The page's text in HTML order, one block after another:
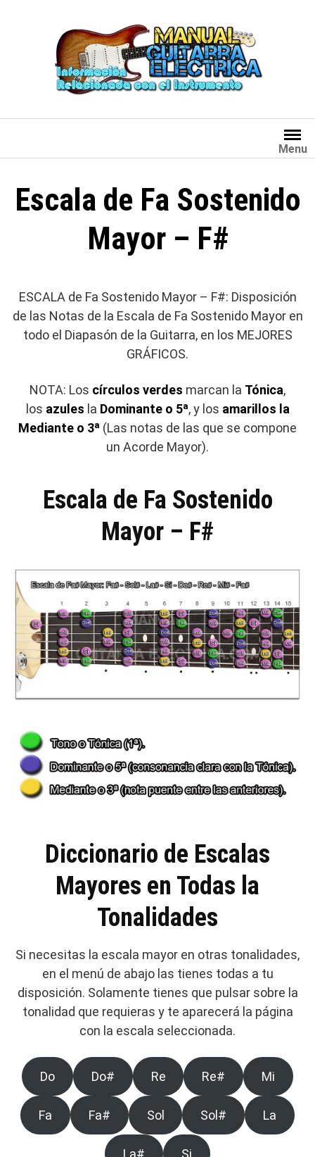
Menu
Escala de Fa Sostenido
Mayor – F#
ESCALA de Fa Sostenido Mayor – F#: Disposición
de las Notas de la Escala de Fa Sostenido Mayor en
todo el Diapasón de la Guitarra, en los MEJORES
GRÁFICOS.
NOTA: Los círculos verdes marcan la Tónica,
los azules la Dominante o 5ª, y los amarillos la
Mediante o 3ª (Las notas de las que se compone
un Acorde Mayor).
Escala de Fa Sostenido
Mayor – F#
Diccionario de Escalas
Mayores en Todas la
Tonalidades
Si necesitas la escala mayor en otras tonalidades,
en el menú de abajo las tienes todas a tu
disposición. Solamente tienes que pulsar sobre la
tonalidad que requieras y te aparecerá la página
con la escala seleccionada.
Do Do# Re Re# Mi
Fa Fa# Sol Sol# La
La# Si